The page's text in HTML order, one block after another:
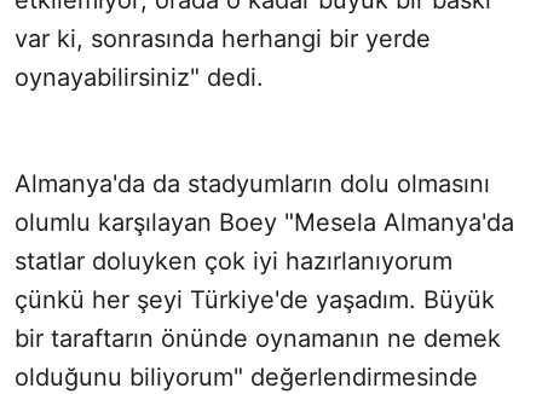
var ki, sonrasında herhangi bir yerde
oynayabilirsiniz" dedi.
Almanya'da da stadyumların dolu olmasını
olumlu karşılayan Boey "Mesela Almanya'da
statlar doluyken çok iyi hazırlanıyorum
çünkü her şeyi Türkiye'de yaşadım. Büyük
bir taraftarın önünde oynamanın ne demek
olduğunu biliyorum" değerlendirmesinde